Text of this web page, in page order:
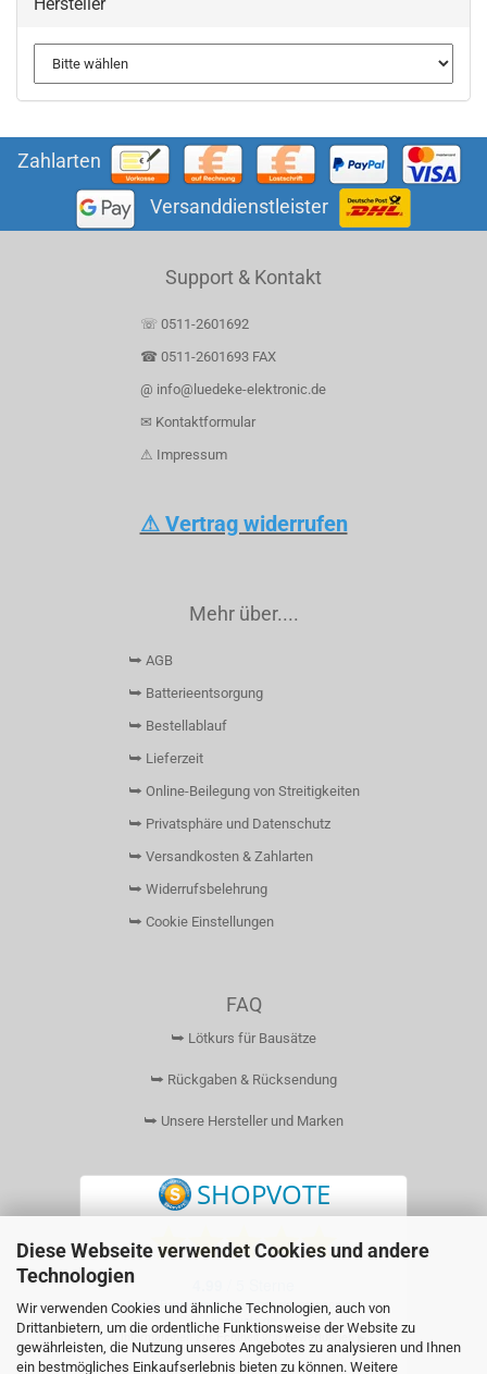
Diese Webseite verwendet Cookies und andere
Technologien
Wir verwenden Cookies und ähnliche Technologien, auch von
Drittanbietern, um die ordentliche Funktionsweise der Website zu
gewährleisten, die Nutzung unseres Angebotes zu analysieren und Ihnen
ein bestmögliches Einkaufserlebnis bieten zu können. Weitere
Zahlarten
Versanddienstleister
Support & Kontakt
☏ 0511-2601692
☎ 0511-2601693 FAX
@ info@luedeke-elektronic.de
✉ Kontaktformular
⚠ Impressum
⚠ Vertrag widerrufen
Mehr über....
⮩ AGB
⮩ Batterieentsorgung
⮩ Bestellablauf
⮩ Lieferzeit
⮩ Online-Beilegung von Streitigkeiten
⮩ Privatsphäre und Datenschutz
⮩ Versandkosten & Zahlarten
⮩ Widerrufsbelehrung
⮩ Cookie Einstellungen
FAQ
⮩ Lötkurs für Bausätze
⮩ Rückgaben & Rücksendung
⮩ Unsere Hersteller und Marken